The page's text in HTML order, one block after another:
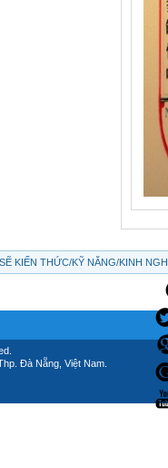
KIẾN THỨC/KỸ NĂNG/KINH
Đà Nẵng, Việt Nam.